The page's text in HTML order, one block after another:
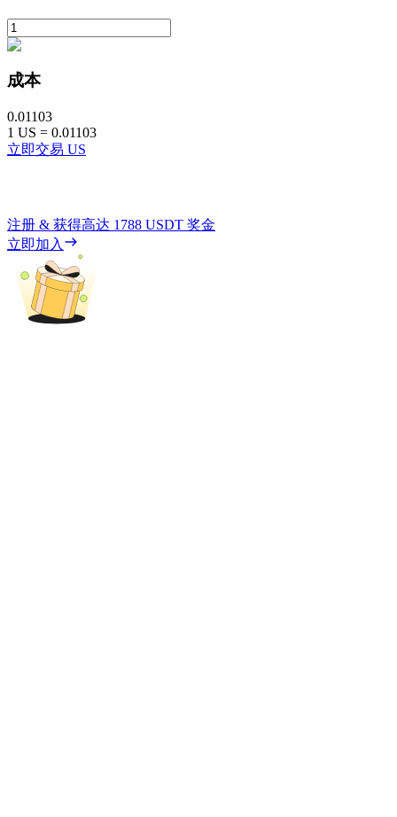
成本
0.01103
1 US = 0.01103
立即交易 US
注册 & 获得高达 1788 USDT 奖金
立即加入